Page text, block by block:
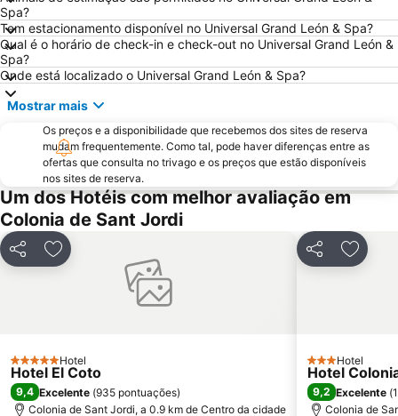
Cala Comtessa
Cala Antena
House of Katmandu
Parc Natural de s'Albufera de Mallorca
Cala Blanca - Platja de Palmanova
Cala Esmeralda
Paseo Marítimo
S´Illot - Cala Moreja
Ballonfahrt mit All in One Mallorca
Cala Santanyi
Santa Catalina
Aqualand
Les Meravelles
Centro Comercial Porto Pi
Cala Pi' de Llucmajor
San Sebastián
Playa de Cala Mondragò
Pabisa Beach Club
Club Marítim San Antonio de la Playa
Centre
Spa?
Tem estacionamento disponível no Universal Grand León & Spa?
Qual é o horário de check-in e check-out no Universal Grand León &
Spa?
Onde está localizado o Universal Grand León & Spa?
Mostrar mais
Os preços e a disponibilidade que recebemos dos sites de reserva
mudam frequentemente. Como tal, pode haver diferenças entre as
ofertas que consulta no trivago e os preços que estão disponíveis
nos sites de reserva.
Um dos Hotéis com melhor avaliação em
Colonia de Sant Jordi
PartilharAdicionar aos favoritos
5 EstrelasHotel
Hotel El Coto
9,4 Excelente (935 pontuações)
Colonia de Sant Jordi, a 0.9 km de Centro da cidade
Partilhar
3 Estrelas
Hotel
Hotel
9,2 Excelente (
Colonia de